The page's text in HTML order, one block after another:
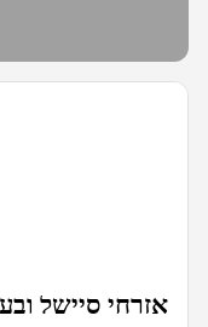
אזרחי סיישל